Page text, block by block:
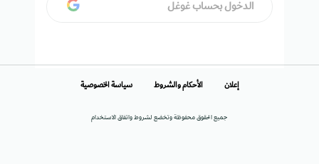
الدخول بحساب غوغل
جميع الحقوق محفوظة وتخضع لشروط واتفاق الاستخدام
إعلان الأحكام والشروط سياسة الخصوصية